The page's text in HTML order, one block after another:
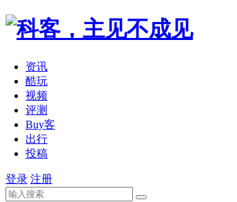
资讯
酷玩
视频
评测
Buy客
出行
投稿
登录 注册